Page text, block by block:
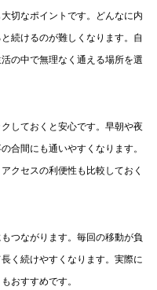
切なポイントです。どんなに内
続けるのが難しくなります。自
の中で無理なく通える場所を選
しておくと安心です。早朝や夜
合間にも通いやすくなります。
クセスの利便性も比較しておく
つながります。毎回の移動が負
く続けやすくなります。実際に
おすすめです。